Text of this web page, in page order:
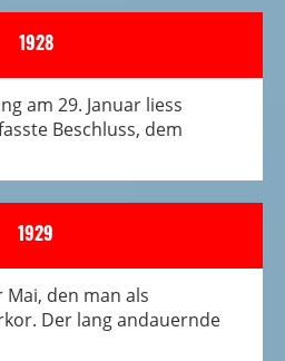
1928
am 29. Januar liess
Beschluss, dem
1929
den man als
Der lang andauernde